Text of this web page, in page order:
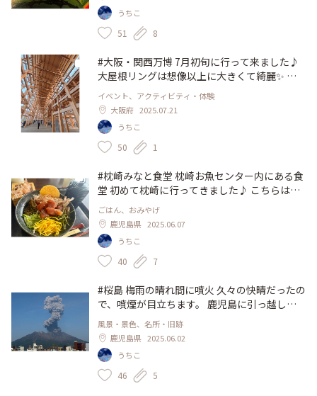
に展示されています。 インターネットで毎日
アップされる作品も「こんな風に考えられてい
るんだなぁ💡」と感心しました。 鹿児島なら
♪ #アートな景色 #みたてのくみたて #鹿児島
#黎明館 #ミニチュア
うちこ
51 8
#大阪・関西万博 7月初旬に行って来ました♪
大屋根リングは想像以上に大きくて綺麗✨️ 真
夏日だったので、滝のような汗をかきながらパ
ビリオンに並びました。 いろんな所にスタン
プがあって、集めながら回るのも楽しいです。
#アートな景色 #万博 #大阪 #大屋根リング #ミ
ャクミャク
イベント、アクティビティ・体験
大阪府 2025.07.21
うちこ
50 1
#枕崎みなと食堂 枕崎お魚センター内にある食
堂 初めて枕崎に行ってきました♪ こちらは名
物の枕崎鰹船人めし を頂きました。 カツオ出
汁をかけて食べます。おいし〜♡ カツオ節取
り放題、カツオ出汁飲み放題で大満足でした♪
#鹿児島 #枕崎市 #鰹 #お魚センター
ごはん、おみやげ
鹿児島県 2025.06.07
うちこ
40 7
#桜島 梅雨の晴れ間に噴火 久々の快晴だったの
で、噴煙が目立ちます。 鹿児島に引っ越して
きて、だいぶ噴火にも慣れましたが、この日の
噴火は二度見しました笑。 2025年は今日現在
で137回爆発しています。すごいなぁ。 #アー
トな景色 #鹿児島 #噴火 #火山
風景・景色、名所・旧跡
鹿児島県 2025.06.02
うちこ
46 5